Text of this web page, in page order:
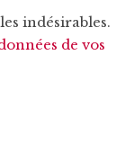
indésirables.
de vos